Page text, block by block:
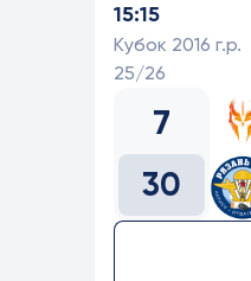
15:15
Кубок 2016 г.р.
25/26
7
30